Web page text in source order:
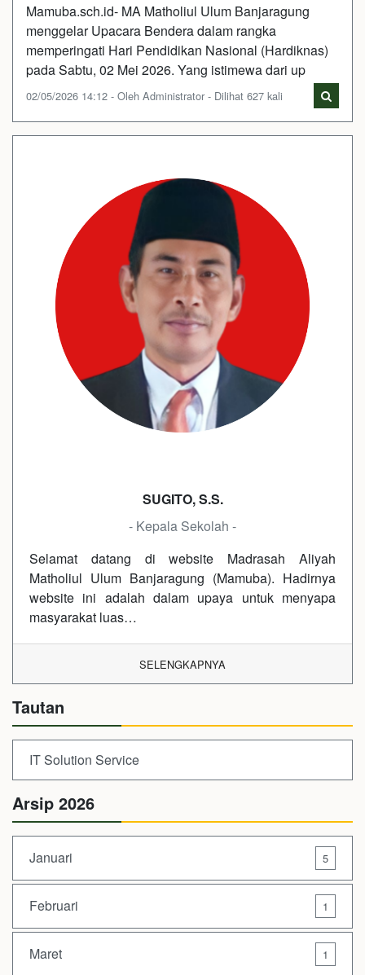
Mamuba.sch.id- MA Matholiul Ulum Banjaragung
menggelar Upacara Bendera dalam rangka
memperingati Hari Pendidikan Nasional (Hardiknas)
pada Sabtu, 02 Mei 2026. Yang istimewa dari up
02/05/2026 14:12 - Oleh Administrator - Dilihat 627 kali
SUGITO, S.S.
- Kepala Sekolah -
Selamat datang di website Madrasah Aliyah
Matholiul Ulum Banjaragung (Mamuba). Hadirnya
website ini adalah dalam upaya untuk menyapa
masyarakat luas…
SELENGKAPNYA
Tautan
IT Solution Service
Arsip 2026
Januari 5
Februari 1
Maret 1